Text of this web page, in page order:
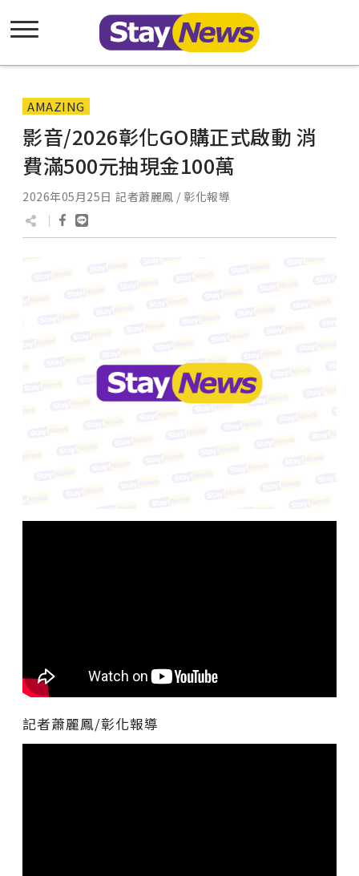
AMAZING
影音/2026彰化GO購正式啟動 消
費滿500元抽現金100萬
2026年05月25日 記者蕭麗鳳 / 彰化報導
記者蕭麗鳳/彰化報導